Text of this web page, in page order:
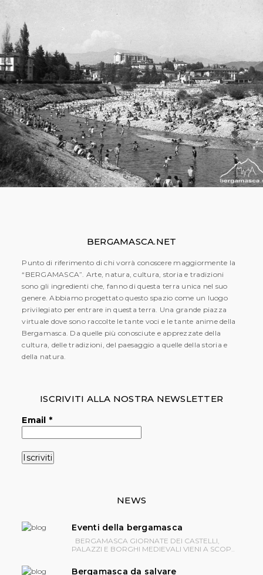
BERGAMASCA.NET
Punto di riferimento di chi vorrà conoscere maggiormente la
“BERGAMASCA”. Arte, natura, cultura, storia e tradizioni
sono gli ingredienti che, fanno di questa terra unica nel suo
genere. Abbiamo progettato questo spazio come un luogo
privilegiato per entrare in questa terra. Una grande piazza
virtuale dove sono raccolte le tante voci e le tante anime della
Bergamasca. Da quelle più conosciute e apprezzate della
cultura, delle tradizioni, del paesaggio a quelle della storia e
della natura.
ISCRIVITI ALLA NOSTRA NEWSLETTER
Email *
NEWS
Eventi della bergamasca
BERGAMASCA GIORNATE DEI CASTELLI,
PALAZZI E BORGHI MEDIEVALI VIENI A SCOP..
Bergamasca da salvare